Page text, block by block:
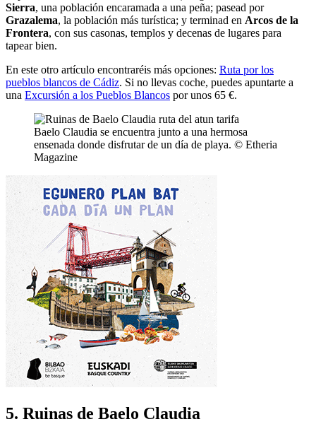
Sierra, una población encaramada a una peña; pasead por
Grazalema, la población más turística; y terminad en Arcos de la
Frontera, con sus casonas, templos y decenas de lugares para
tapear bien.
En este otro artículo encontraréis más opciones: Ruta por los
pueblos blancos de Cádiz. Si no llevas coche, puedes apuntarte a
una Excursión a los Pueblos Blancos por unos 65 €.
Baelo Claudia se encuentra junto a una hermosa
ensenada donde disfrutar de un día de playa. © Etheria
Magazine
5. Ruinas de Baelo Claudia